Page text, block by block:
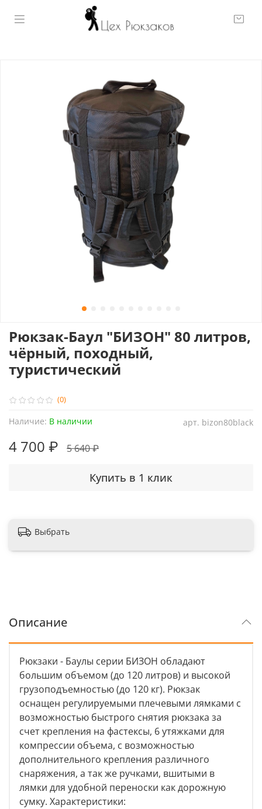
(0)
арт. bizon80black
Наличие: В наличии
Рюкзак-Баул "БИЗОН" 80 литров,
чёрный, походный,
туристический
4 700 ₽ 5 640 ₽
Купить в 1 клик
Выбрать
Описание
Рюкзаки - Баулы серии БИЗОН обладают
большим объемом (до 120 литров) и высокой
грузоподъемностью (до 120 кг). Рюкзак
оснащен регулируемыми плечевыми лямками с
возможностью быстрого снятия рюкзака за
счет крепления на фастексы, 6 утяжками для
компрессии объема, с возможностью
дополнительного крепления различного
снаряжения, а так же ручками, вшитыми в
лямки для удобной переноски как дорожную
сумку. Характеристики: